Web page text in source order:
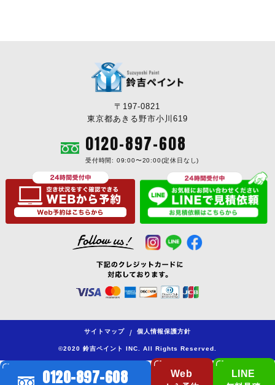
〒197-0821
東京都あきる野市小川619
0120-897-608
受付時間: 09:00〜20:00(定休日なし)
サイトマップ / 個人情報保護方針
©2020 鈴吉ペイント INC. All Rights Reserved.
0120-897-608 Web LINE